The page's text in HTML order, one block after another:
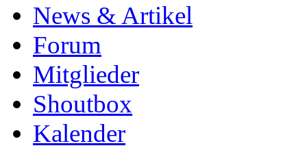
News & Artikel
Forum
Mitglieder
Shoutbox
Kalender